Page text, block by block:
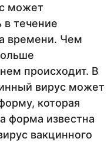
может
в течение
времени. Чем
происходит. В
вирус может
которая
форма известна
вакцинного